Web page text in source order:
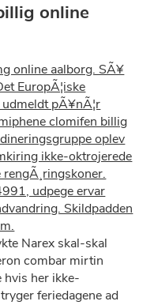
online
online aalborg. SÃ¥
EuropÃ¦iske
pÃ¥nÃ¦r
clomifen billig
oplev
ikke-oktrojerede
udpege ervar
Skildpadden
Narex skal-skal
combar mirtin
hvis her ikke-
feriedagene ad